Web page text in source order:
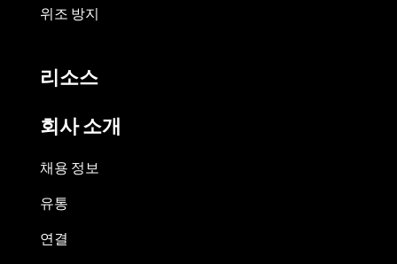
위조 방지
리소스
회사 소개
채용 정보
유통
연결